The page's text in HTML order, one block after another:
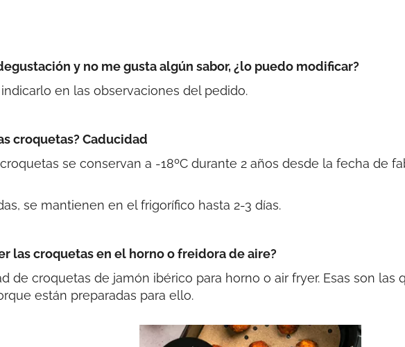
y no me gusta algún sabor, ¿lo puedo modificar?
en las observaciones del pedido.
croquetas? Caducidad
se conservan a -18ºC durante 2 años desde la fecha de
se mantienen en el frigorífico hasta 2-3 días.
las croquetas en el horno o freidora de aire?
de croquetas de jamón ibérico para horno o air fryer. Esas son las
están preparadas para ello.